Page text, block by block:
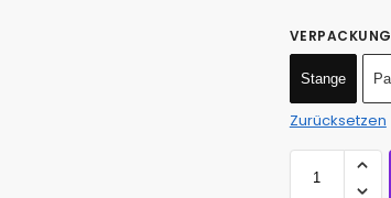
Stange
Zurücksetzen